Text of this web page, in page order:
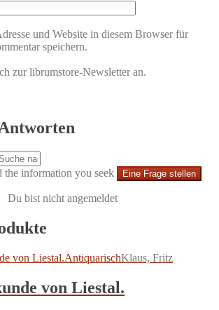
und Website in diesem Browser für
speichern.
zur librumstore-Newsletter an.
the information you seek Eine Frage stellen
Du bist nicht angemeldet
AntiquarischKlaus, Fritz
von Liestal.